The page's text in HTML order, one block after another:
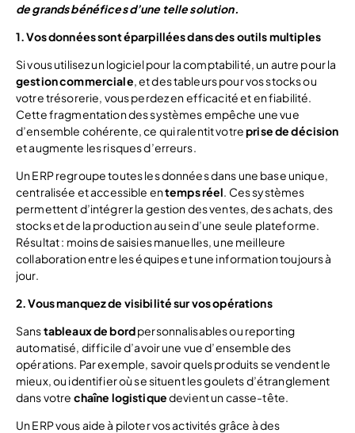
de grands bénéfices d’une telle solution.
1. Vos données sont éparpillées dans des outils multiples
Si vous utilisez un logiciel pour la comptabilité, un autre pour la
gestion commerciale, et des tableurs pour vos stocks ou
votre trésorerie, vous perdez en efficacité et en fiabilité.
Cette fragmentation des systèmes empêche une vue
d’ensemble cohérente, ce qui ralentit votreprise de décision
et augmente les risques d’erreurs.
Un ERP regroupe toutes les données dans une base unique,
centralisée et accessible entemps réel. Ces systèmes
permettent d’intégrer la gestion des ventes, des achats, des
stocks et de la production au sein d’une seule plateforme.
Résultat : moins de saisies manuelles, une meilleure
collaboration entre les équipes et une information toujours à
jour.
2. Vous manquez de visibilité sur vos opérations
Sanstableaux de bordpersonnalisables ou reporting
automatisé, difficile d’avoir une vue d’ensemble des
opérations. Par exemple, savoir quels produits se vendent le
mieux, ou identifier où se situent les goulets d’étranglement
dans votre chaîne logistiquedevient un casse-tête.
Un ERP vous aide à piloter vos activités grâce à des